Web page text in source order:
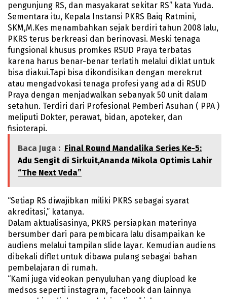
pengunjung RS, dan masyakarat sekitar RS” kata Yuda.
Sementara itu, Kepala Instansi PKRS Baiq Ratmini,
SKM,M.Kes menambahkan sejak berdiri tahun 2008 lalu,
PKRS terus berkreasi dan berinovasi. Meski tenaga
fungsional khusus promkes RSUD Praya terbatas
karena harus benar-benar terlatih melalui diklat untuk
bisa diakui.Tapi bisa dikondisikan dengan merekrut
atau mengadvokasi tenaga profesi yang ada di RSUD
Praya dengan menjadwalkan sebanyak 50 unit dalam
setahun. Terdiri dari Profesional Pemberi Asuhan ( PPA )
meliputi Dokter, perawat, bidan, apoteker, dan
fisioterapi.
Baca Juga : Final Round Mandalika Series Ke-5:
Adu Sengit di Sirkuit,Ananda Mikola Optimis Lahir
“The Next Veda”
“Setiap RS diwajibkan miliki PKRS sebagai syarat
akreditasi,” katanya.
Dalam aktualisasinya, PKRS persiapkan materinya
bersumber dari para pembicara lalu disampaikan ke
audiens melalui tampilan slide layar. Kemudian audiens
dibekali diflet untuk dibawa pulang sebagai bahan
pembelajaran di rumah.
“Kami juga videokan penyuluhan yang diupload ke
medsos seperti instagram, facebook dan lainnya